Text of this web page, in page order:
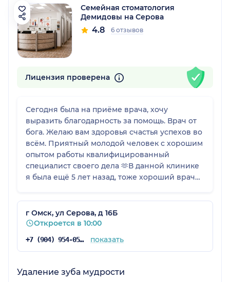
Семейная стоматология
Демидовы на Серова
4.8 6 отзывов
Лицензия проверена
Сегодня была на приёме врача, хочу
выразить благодарность за помощь. Врач от
бога. Желаю вам здоровья счастья успехов во
всём. Приятный молодой человек с хорошим
опытом работы квалифицированный
специалист своего дела 🫶В данной клинике
я была ещё 5 лет назад, тоже хороший врач
клиника отличная персонал вежливый
рекомендую. Спасибо вам Дорогой человек.
г Омск, ул Серова, д 16Б
Откроется в 10:00
+7 (904) 954-05-49 показать
Удаление зуба мудрости